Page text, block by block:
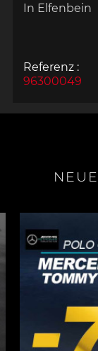
In Elfenbein
Referenz :
96300049